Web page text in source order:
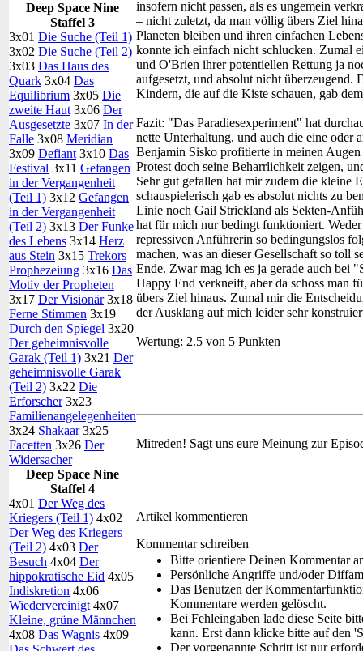
Deep Space Nine
Staffel 3
3x01 Die Suche (Teil 1)
3x02 Die Suche (Teil 2)
3x03 Das Haus des
Quark 3x04 Das
Equilibrium 3x05 Die
zweite Haut 3x06 Der
Ausgesetzte 3x07 In der
Falle 3x08 Meridian
3x09 Defiant 3x10 Das
Festival 3x11 Gefangen
in der Vergangenheit
(Teil 1) 3x12 Gefangen
in der Vergangenheit
(Teil 2) 3x13 Der Funke
des Lebens 3x14 Herz
aus Stein 3x15 Trekors
Prophezeiung 3x16 Das
Motiv der Propheten
3x17 Der Visionär3x18
Ferne Stimmen 3x19
Durch den Spiegel 3x20
Der geheimnisvolle
Garak (Teil 1) 3x21 Der
geheimnisvolle Garak
(Teil 2) 3x22 Die
Erforscher3x23
Familienangelegenheiten
3x24 Shakaar3x25
Facetten 3x26 Der
Widersacher
Deep Space Nine
Staffel 4
4x01 Der Weg des
Kriegers (Teil 1) 4x02
Der Weg des Kriegers
(Teil 2) 4x03 Der
Besuch 4x04 Der
hippokratische Eid 4x05
Indiskretion 4x06
Wiedervereinigt 4x07
Kleine, grüne Männchen
4x08 Das Wagnis 4x09
insofern nicht passen, als es ungemein
– nicht zuletzt, da man völlig übers Ziel
Planeten bleiben und ihren einfachen
konnte ich einfach nicht schlucken. Zumal
und O'Brien ihrer potentiellen Rettung ja
aufgesetzt, und absolut nicht
Kindern, die auf die Kiste schauen, gab
Fazit: "Das Paradiesexperiment" hat
nette Unterhaltung, und auch die eine oder
Benjamin Sisko profitierte in meinen
Protest doch seine Beharrlichkeit zeigen,
Sehr gut gefallen hat mir zudem die kleine
schauspielerisch gab es absolut nichts zu
Linie noch Gail Strickland als Sekten-
hat für mich nur bedingt funktioniert.
repressiven Anführerin so bedingungslos
machen, was an dieser Gesellschaft so toll
Ende. Zwar mag ich es ja gerade auch bei
Happy End verkneift, aber da schoss man
übers Ziel hinaus. Zumal mir die
der Ausklang auf mich leider sehr
Wertung: 2.5 von 5 Punkten
Mitreden! Sagt uns eure Meinung zur
Artikel kommentieren
Kommentar schreiben
Bitte orientiere Deinen Kommentar
Persönliche Angriffe und/oder
Das Benutzen der
Kommentare werden gelöscht.
Bei Fehleingaben lade diese Seite
kann. Erst dann klicke bitte auf den
Der vorgenannte Schritt ist nur